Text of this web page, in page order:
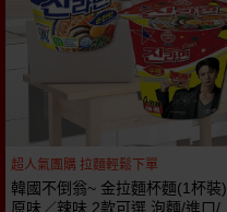
超人氣團購 拉麵輕鬆下單
韓國不倒翁~ 金拉麵杯麵(1杯裝)
原味／辣味 2款可選 泡麵/進口/